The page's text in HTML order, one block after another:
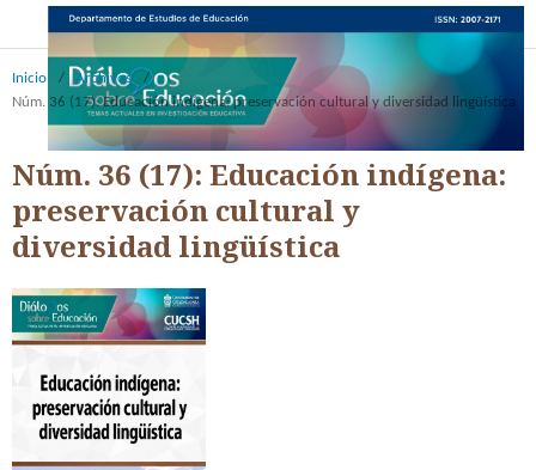
Inicio / Archivos
/
Núm. 36 (17): Educación indígena: preservación cultural y diversidad lingüística
Núm. 36 (17): Educación indígena:
preservación cultural y
diversidad lingüística